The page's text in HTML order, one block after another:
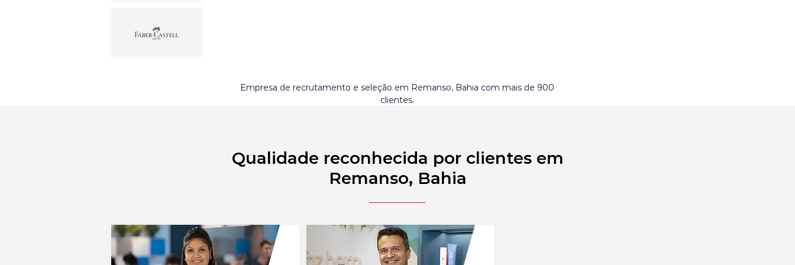
Empresa de recrutamento e seleção em Remanso, Bahia com mais de 900
clientes.
Qualidade reconhecida por clientes em
Remanso, Bahia